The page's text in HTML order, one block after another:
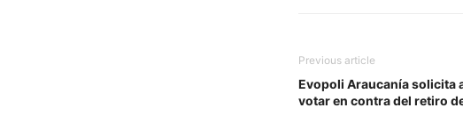
Previous article
Evopoli Araucanía solicita
votar en contra del retiro